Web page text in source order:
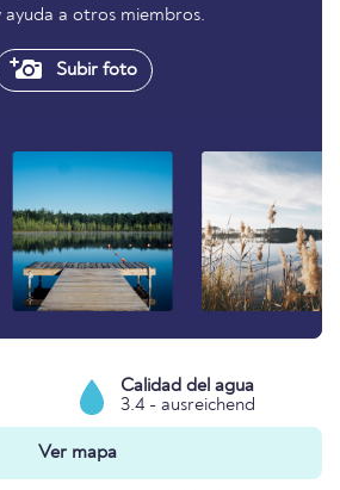
ayuda a otros miembros.
Subir foto
Calidad del agua
3.4 - ausreichend
Ver mapa